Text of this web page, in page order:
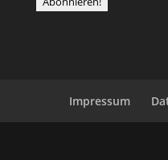
Impressum